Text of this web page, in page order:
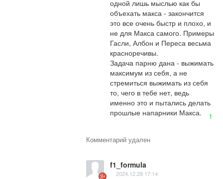
одной лишь мыслью как бы
объехать макса - закончится
это все очень быстр и плохо, и
не для Макса самого. Примеры
Гасли, Албон и Переса весьма
красноречивы.
Задача парню дана - выжимать
максимум из себя, а не
стремиться выжимать из себя
то, чего в тебе нет, ведь
именно это и пытались делать
прошлые напарники Макса.
1
Комментарий удален
f1_formula
2024.12.28 17:14